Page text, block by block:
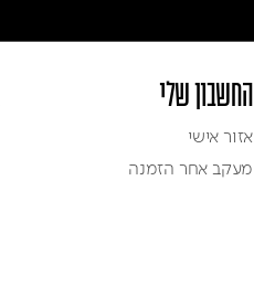
החשבון שלי
אזור אישי
מעקב אחר הזמנה